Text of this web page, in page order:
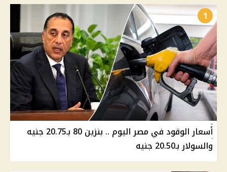
1
أسعار الوقود في مصر اليوم .. بنزين 80 بـ20.75 جنيه
والسولار بـ20.50 جنيه